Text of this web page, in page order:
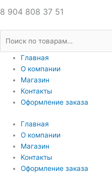
8 904 808 37 51
Главная
О компании
Магазин
Контакты
Оформление заказа
Главная
О компании
Магазин
Контакты
Оформление заказа